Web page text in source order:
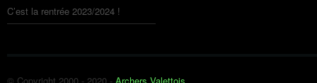
C’est la rentrée 2023/2024 !